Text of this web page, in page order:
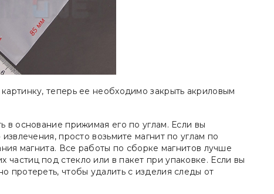
теперь ее необходимо закрыть акриловым
в основание прижимая его по углам. Если вы
просто возьмите магнит по углам по
магнита. Все работы по сборке магнитов лучше
под стекло или в пакет при упаковке. Если вы
протереть, чтобы удалить с изделия следы от